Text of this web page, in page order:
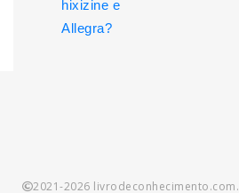
2021-2026 livrodeconhecimento.com.